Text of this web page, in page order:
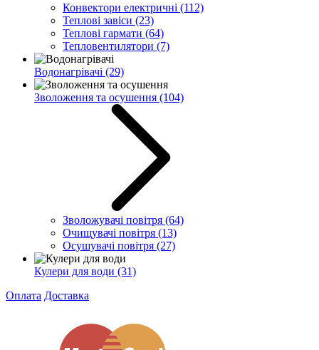
Конвектори електричні (112)
Теплові завіси (23)
Теплові гармати (64)
Тепловентилятори (7)
Водонагрівачі (29)
Зволоження та осушення (104)
Зволожувачі повітря (64)
Очищувачі повітря (13)
Осушувачі повітря (27)
Кулери для води (31)
Оплата Доставка